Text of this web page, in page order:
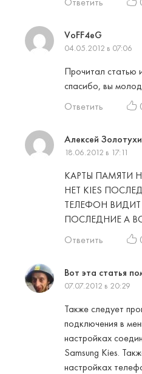
VoFF4eG
04.05.2012 в 07:06
Прочитал статью
спасибо, вы
Ответить
Алексей
18.06.2012 в 17:11
КАРТЫ ПАМЯТИ
НЕТ KIES
ТЕЛЕФОН ВИДИТ
ПОСЛЕДНИЕ А
Ответить
Вот эта статья
07.07.2012 в 20:29
Также следует
подключения в
настройках
Samsung Kies.
настройках